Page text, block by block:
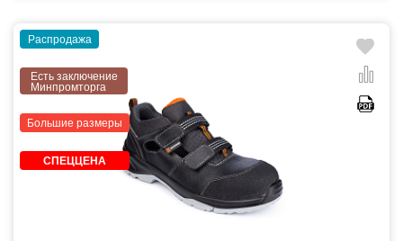
Распродажа
Есть заключение
Минпромторга
Большие размеры
СПЕЦЦЕНА